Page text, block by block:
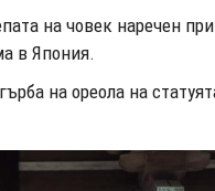
на човек наречен
в Япония.
на ореола на